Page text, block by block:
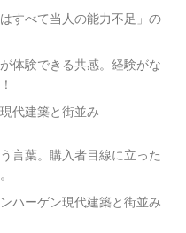
すべて当人の能力不足」の
体験できる共感。経験がな
代建築と街並み
言葉。購入者目線に立った
ハーゲン現代建築と街並み